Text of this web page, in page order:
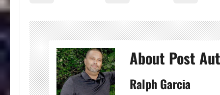
About Post
Ralph Garcia